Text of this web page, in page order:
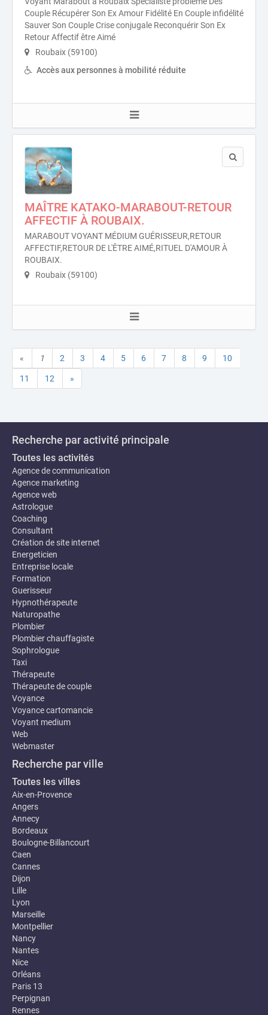
Couple Récupérer Son Ex Amour Fidélité En Couple infidélité
Sauver Son Couple Crise conjugale Reconquérir Son Ex
Retour Affectif être Aimé
Roubaix (59100)
Accès aux personnes à mobilité réduite
MAÎTRE KATAKO-MARABOUT-RETOUR
AFFECTIF À ROUBAIX.
MARABOUT VOYANT MÉDIUM GUÉRISSEUR,RETOUR
AFFECTIF,RETOUR DE L'ÊTRE AIMÉ,RITUEL D'AMOUR À
ROUBAIX.
Roubaix (59100)
« 1 2 3 4 5 6 7 8 9 10
11 12 »
Recherche par activité principale
Toutes les activités
Agence de communication
Agence marketing
Agence web
Astrologue
Coaching
Consultant
Création de site internet
Energeticien
Entreprise locale
Formation
Guerisseur
Hypnothérapeute
Naturopathe
Plombier
Plombier chauffagiste
Sophrologue
Taxi
Thérapeute
Thérapeute de couple
Voyance
Voyance cartomancie
Voyant medium
Web
Webmaster
Recherche par ville
Toutes les villes
Aix-en-Provence
Angers
Annecy
Bordeaux
Boulogne-Billancourt
Caen
Cannes
Dijon
Lille
Lyon
Marseille
Montpellier
Nancy
Nantes
Nice
Orléans
Paris 13
Perpignan
Rennes